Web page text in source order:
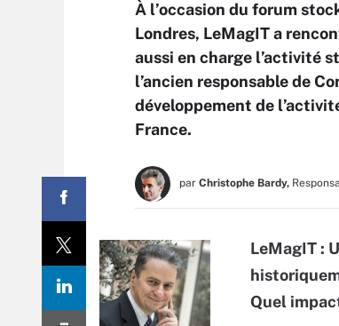
À l’occasion du forum
Londres, LeMagIT a
aussi en charge l’activité
l’ancien responsable de
développement de
France.
par Christophe Bardy,
LeMagIT :
Quel